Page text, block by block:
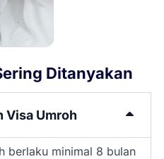
Ditanyakan
Visa Umroh
berlaku minimal 8 bulan